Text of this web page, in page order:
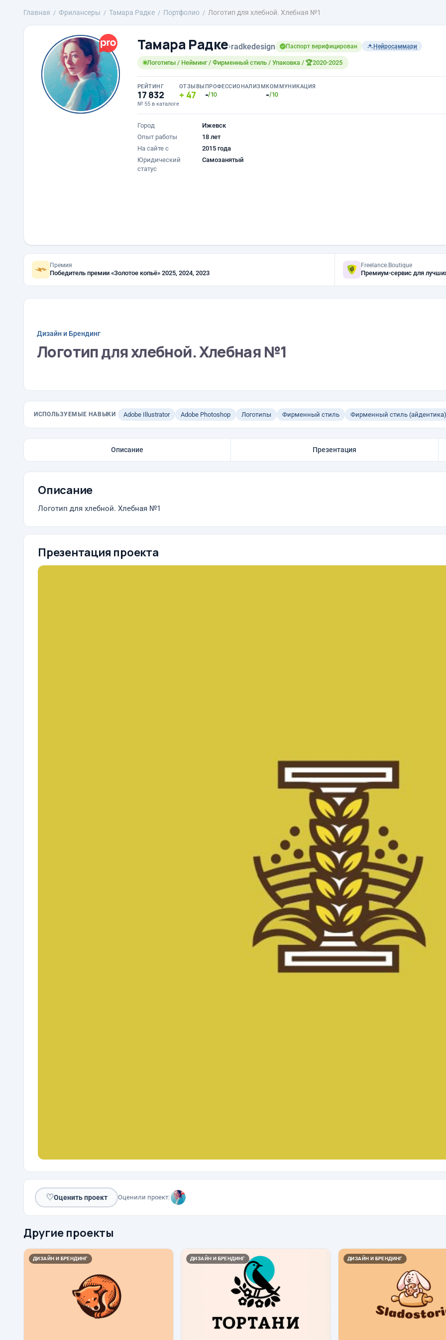
Главная Фрилансеры Тамара Радке Портфолио Логотип для хлебной. Хлебная №1
Тамара Радке›radkedesign Паспорт верифицирован Нейросаммари
Логотипы / Нейминг / Фирменный стиль / Упаковка / 🏆2020-2025
РЕЙТИНГ
17 832
№ 55 в каталоге
ОТЗЫВЫ
47
ПРОФЕССИОНАЛИЗМ
-/10
КОММУНИКАЦИЯ
-/10
Город
Ижевск
Опыт работы
18 лет
На сайте с
2015 года
Юридический
статус
Самозанятый
Премия
Победитель премии «Золотое копьё» 2025, 2024, 2023
Freelance.Boutique
Премиум-сервис для
Дизайн и Брендинг
Логотип для хлебной. Хлебная №1
ИСПОЛЬЗУЕМЫЕ НАВЫКИ Adobe Illustrator Adobe Photoshop Логотипы Фирменный стиль Фирменный стиль (айдентика)
Описание Презентация
Описание
Логотип для хлебной. Хлебная №1
Презентация проекта
♡Оценить проект Оценили проект:
Другие проекты
ДИЗАЙН И БРЕНДИНГ ДИЗАЙН И БРЕНДИНГ ДИЗАЙН И БРЕНДИНГ